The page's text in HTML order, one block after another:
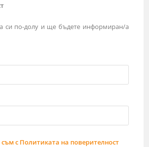
си по-долу и ще бъдете информиран/а
с Политиката на поверителност